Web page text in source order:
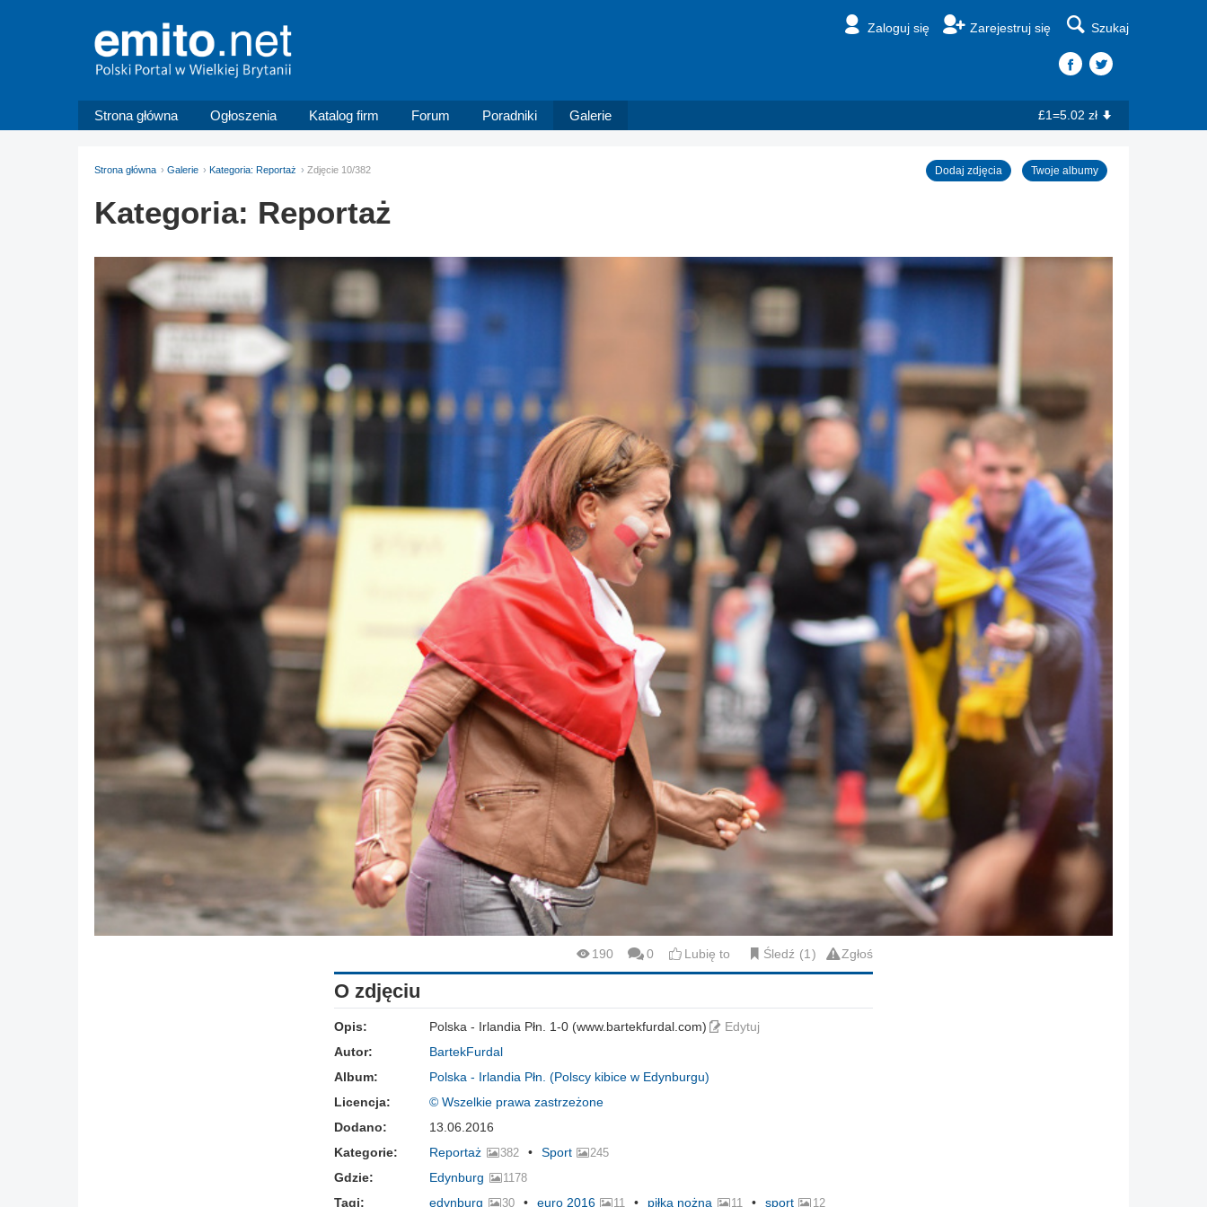
Zaloguj się Zarejestruj się Szukaj
Strona główna Ogłoszenia Katalog firm Forum Poradniki Galerie £1=5.02 zł
Strona główna Galerie Kategoria: Reportaż Zdjęcie 10/382 Dodaj zdjęcia Twoje albumy
Kategoria: Reportaż
190 0 Lubię to Śledź 1 Zgłoś
O zdjęciu
Opis: Polska - Irlandia Płn. 1-0 (www.bartekfurdal.com)
Edytuj
Autor:
BartekFurdal
Album:
Polska - Irlandia Płn. (Polscy kibice w Edynburgu)
Licencja:
© Wszelkie prawa zastrzeżone
Dodano:
13.06.2016
Kategorie:
Reportaż 382 Sport 245
Gdzie: Edynburg 1178
Tagi: edynburg 30 euro 2016 11 piłka nożna 11 sport 12